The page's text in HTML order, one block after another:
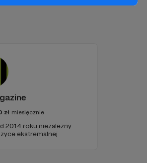
zł miesięcznie
2014 roku niezależny
ekstremalnej